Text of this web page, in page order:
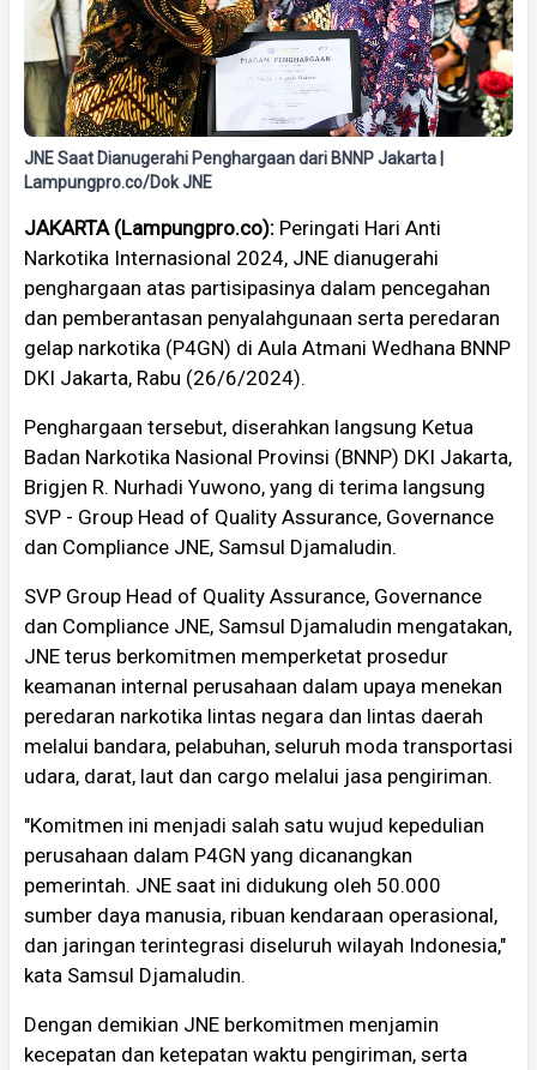
JNE Saat Dianugerahi Penghargaan dari BNNP Jakarta |
Lampungpro.co/Dok JNE
JAKARTA (Lampungpro.co): Peringati Hari Anti
Narkotika Internasional 2024, JNE dianugerahi
penghargaan atas partisipasinya dalam pencegahan
dan pemberantasan penyalahgunaan serta peredaran
gelap narkotika (P4GN) di Aula Atmani Wedhana BNNP
DKI Jakarta, Rabu (26/6/2024).
Penghargaan tersebut, diserahkan langsung Ketua
Badan Narkotika Nasional Provinsi (BNNP) DKI Jakarta,
Brigjen R. Nurhadi Yuwono, yang di terima langsung
SVP - Group Head of Quality Assurance, Governance
dan Compliance JNE, Samsul Djamaludin.
SVP Group Head of Quality Assurance, Governance
dan Compliance JNE, Samsul Djamaludin mengatakan,
JNE terus berkomitmen memperketat prosedur
keamanan internal perusahaan dalam upaya menekan
peredaran narkotika lintas negara dan lintas daerah
melalui bandara, pelabuhan, seluruh moda transportasi
udara, darat, laut dan cargo melalui jasa pengiriman.
"Komitmen ini menjadi salah satu wujud kepedulian
perusahaan dalam P4GN yang dicanangkan
pemerintah. JNE saat ini didukung oleh 50.000
sumber daya manusia, ribuan kendaraan operasional,
dan jaringan terintegrasi diseluruh wilayah Indonesia,"
kata Samsul Djamaludin.
Dengan demikian JNE berkomitmen menjamin
kecepatan dan ketepatan waktu pengiriman, serta